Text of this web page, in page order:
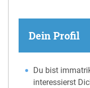
Dein Profil
Du bist
interessierst